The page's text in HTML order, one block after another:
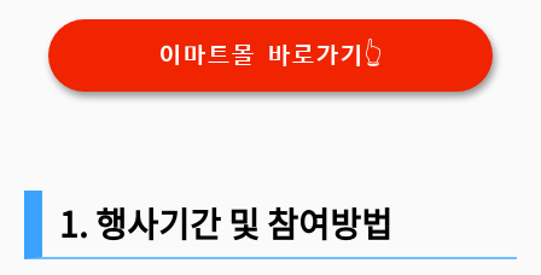
이마트몰 바로가기👆
1. 행사기간 및 참여방법